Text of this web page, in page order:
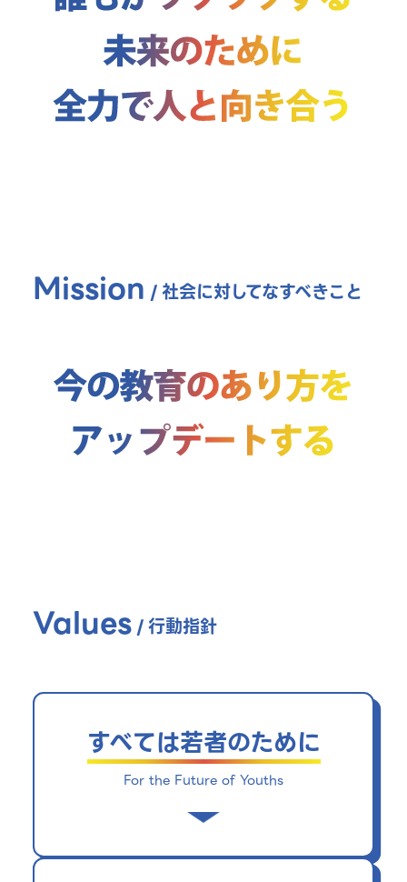
Mission /社会に対してなすべきこと
Values/行動指針
すべては若者のために
For the Future of Youths
わたしたちは、日本の若年層の可能性を切